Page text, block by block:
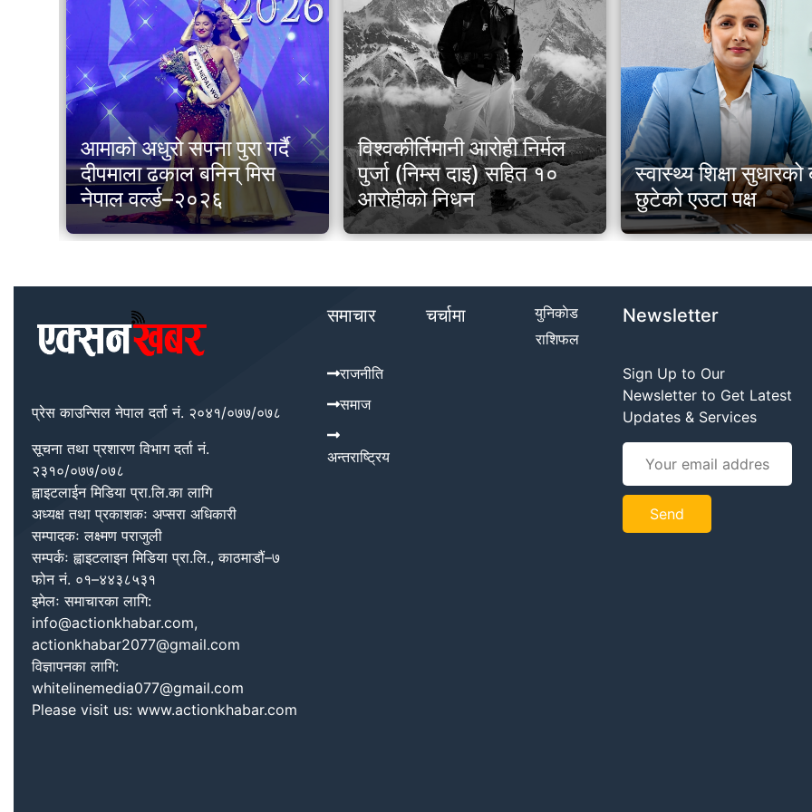
आमाको अधुरो सपना पुरा गर्दै
दीपमाला ढकाल बनिन् मिस
नेपाल वर्ल्ड–२०२६
विश्वकीर्तिमानी आरोही निर्मल
पुर्जा (निम्स दाइ) सहित १०
आरोहीको निधन
स्वास्थ्य शिक्षा
छुटेको एउटा पक्ष
प्रेस काउन्सिल नेपाल दर्ता नं. २०४१/०७७/०७८
सूचना तथा प्रशारण विभाग दर्ता नं.
२३१०/०७७/०७८
ह्वाइटलाईन मिडिया प्रा.लि.का लागि
अध्यक्ष तथा प्रकाशकः अप्सरा अधिकारी
सम्पादकः लक्ष्मण पराजुली
सम्पर्कः ह्वाइटलाइन मिडिया प्रा.लि., काठमाडौं–७
फोन नं. ०१–४४३८५३१
इमेलः समाचारका लागि:
info@actionkhabar.com,
actionkhabar2077@gmail.com
विज्ञापनका लागि:
whitelinemedia077@gmail.com
Please visit us: www.actionkhabar.com
समाचार
राजनीति
समाज
अन्तराष्ट्रिय
चर्चामा
युनिकाेड
राशिफल
Newsletter
Sign Up to Our
Newsletter to Get Latest
Updates & Services